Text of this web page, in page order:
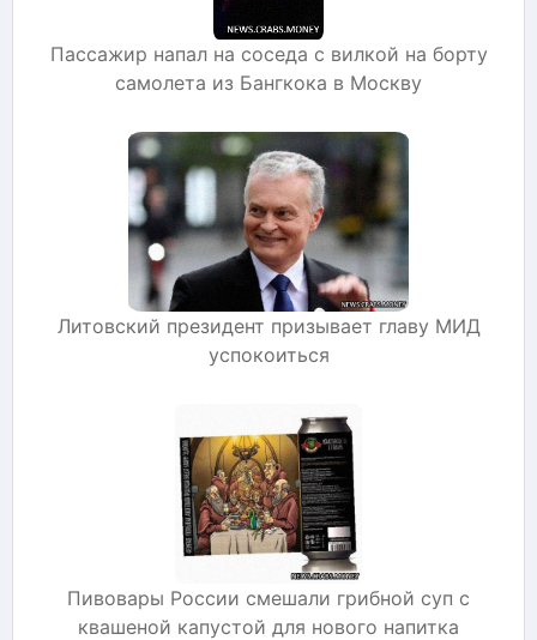
Пассажир напал на соседа с вилкой на борту
самолета из Бангкока в Москву
Литовский президент призывает главу МИД
успокоиться
Пивовары России смешали грибной суп с
квашеной капустой для нового напитка